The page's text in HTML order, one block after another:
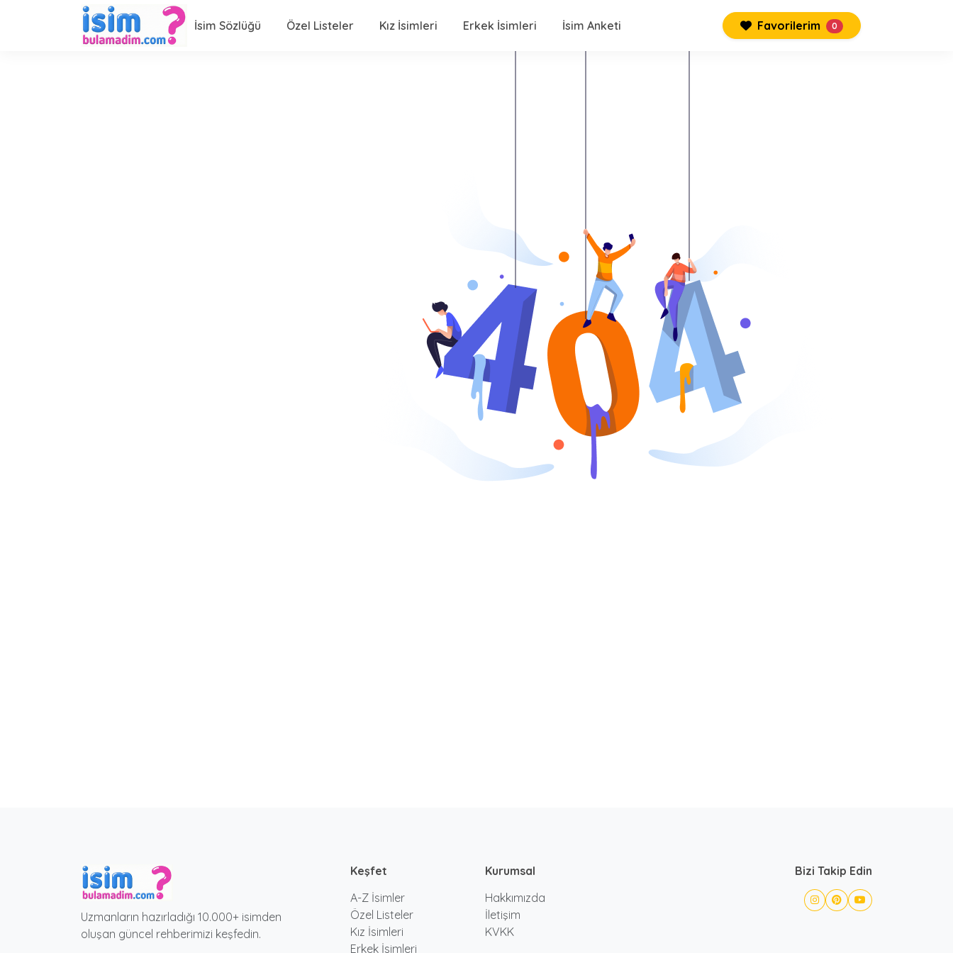
İsim Sözlüğü Özel Listeler Kız İsimleri Erkek İsimleri İsim Anketi Favorilerim 0
Uzmanların hazırladığı 10.000+ isimden
oluşan güncel rehberimizi keşfedin.
Keşfet
A-Z İsimler
Özel Listeler
Kız İsimleri
Erkek İsimleri
Kurumsal
Hakkımızda
İletişim
KVKK
Bizi Takip Edin